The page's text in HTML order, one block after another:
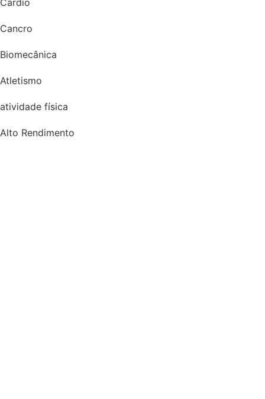
Cancro
Biomecânica
Atletismo
atividade física
Alto Rendimento